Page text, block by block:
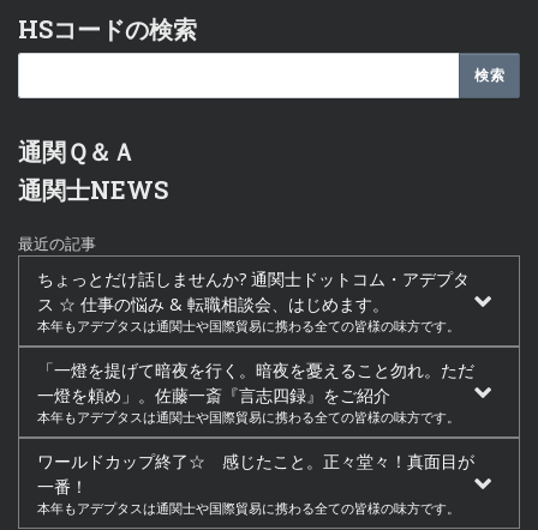
HSコードの検索
通関Ｑ＆Ａ
通関士NEWS
最近の記事
ちょっとだけ話しませんか? 通関士ドットコム・アデプタ
ス ☆ 仕事の悩み & 転職相談会、はじめます。
本年もアデプタスは通関士や国際貿易に携わる全ての皆様の味方です。
「一燈を提げて暗夜を行く。暗夜を憂えること勿れ。ただ
一燈を頼め」。佐藤一斎『言志四録』をご紹介
本年もアデプタスは通関士や国際貿易に携わる全ての皆様の味方です。
ワールドカップ終了☆ 感じたこと。正々堂々！真面目が
一番！
本年もアデプタスは通関士や国際貿易に携わる全ての皆様の味方です。